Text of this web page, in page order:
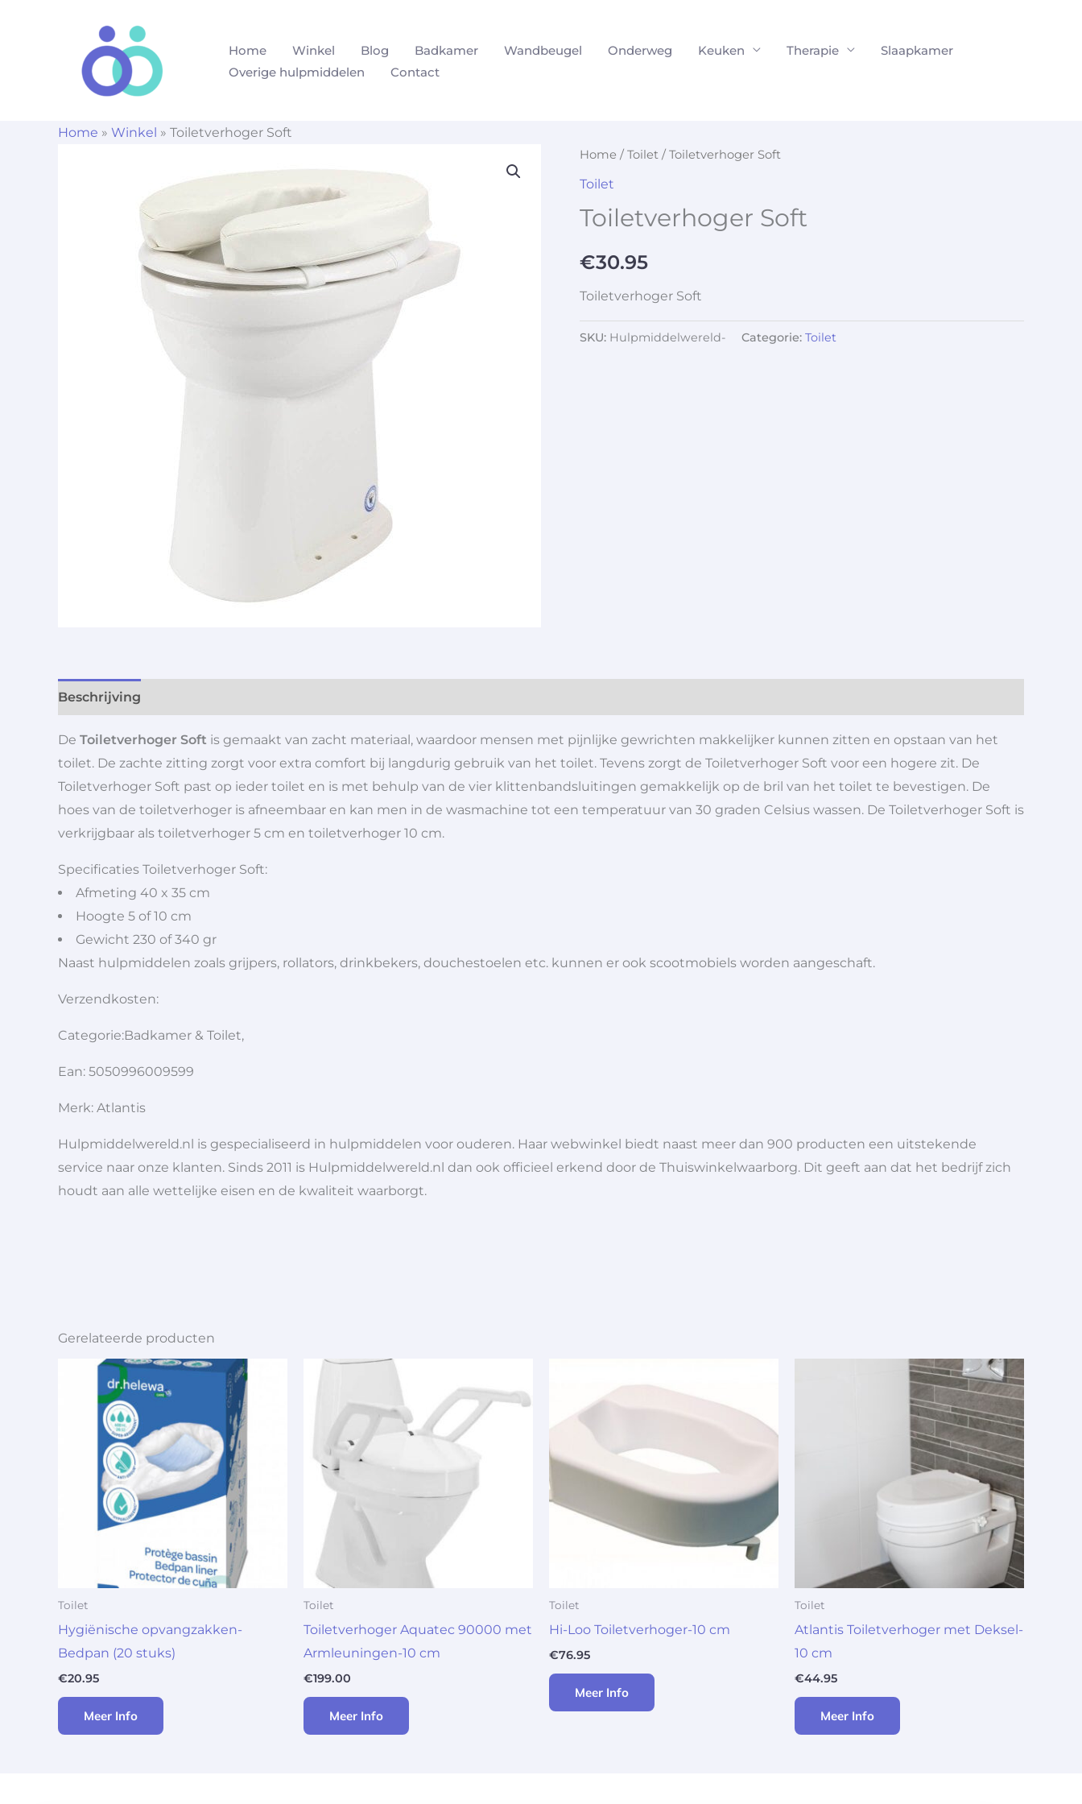
Home Winkel Blog Badkamer Wandbeugel Onderweg Keuken Therapie
Slaapkamer
Overige hulpmiddelen
Contact
Home » Winkel » Toiletverhoger Soft
Home / Toilet / Toiletverhoger Soft
Toilet
Toiletverhoger Soft
€30.95
Toiletverhoger Soft
SKU: Hulpmiddelwereld- Categorie: Toilet
Beschrijving
De Toiletverhoger Soft is gemaakt van zacht materiaal, waardoor mensen met pijnlijke gewrichten makkelijker kunnen zitten en opstaan van het
toilet. De zachte zitting zorgt voor extra comfort bij langdurig gebruik van het toilet. Tevens zorgt de Toiletverhoger Soft voor een hogere zit. De
Toiletverhoger Soft past op ieder toilet en is met behulp van de vier klittenbandsluitingen gemakkelijk op de bril van het toilet te bevestigen. De
hoes van de toiletverhoger is afneembaar en kan men in de wasmachine tot een temperatuur van 30 graden Celsius wassen. De Toiletverhoger Soft is
verkrijgbaar als toiletverhoger 5 cm en toiletverhoger 10 cm.
Specificaties Toiletverhoger Soft:
Afmeting 40 x 35 cm
Hoogte 5 of 10 cm
Gewicht 230 of 340 gr
Naast hulpmiddelen zoals grijpers, rollators, drinkbekers, douchestoelen etc. kunnen er ook scootmobiels worden aangeschaft.
Verzendkosten:
Categorie:Badkamer & Toilet,
Ean: 5050996009599
Merk: Atlantis
Hulpmiddelwereld.nl is gespecialiseerd in hulpmiddelen voor ouderen. Haar webwinkel biedt naast meer dan 900 producten een uitstekende
service naar onze klanten. Sinds 2011 is Hulpmiddelwereld.nl dan ook officieel erkend door de Thuiswinkelwaarborg. Dit geeft aan dat het bedrijf zich
houdt aan alle wettelijke eisen en de kwaliteit waarborgt.
Gerelateerde producten
Toilet
Hygiënische opvangzakken-
Bedpan (20 stuks)
€20.95
Meer Info
Toilet
Toiletverhoger Aquatec 90000 met
Armleuningen-10 cm
€199.00
Meer Info
Toilet
Hi-Loo Toiletverhoger-10 cm
€76.95
Meer Info
Toilet
Atlantis Toiletverhoger met Deksel-
10 cm
€44.95
Meer Info